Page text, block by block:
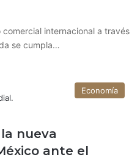
internacional a través
se cumpla…
Economía
nueva
ante el